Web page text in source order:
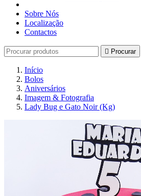
Sobre Nós
Localização
Contactos
 Procurar
Início
Bolos
Aniversários
Imagem & Fotografia
Lady Bug e Gato Noir (Kg)